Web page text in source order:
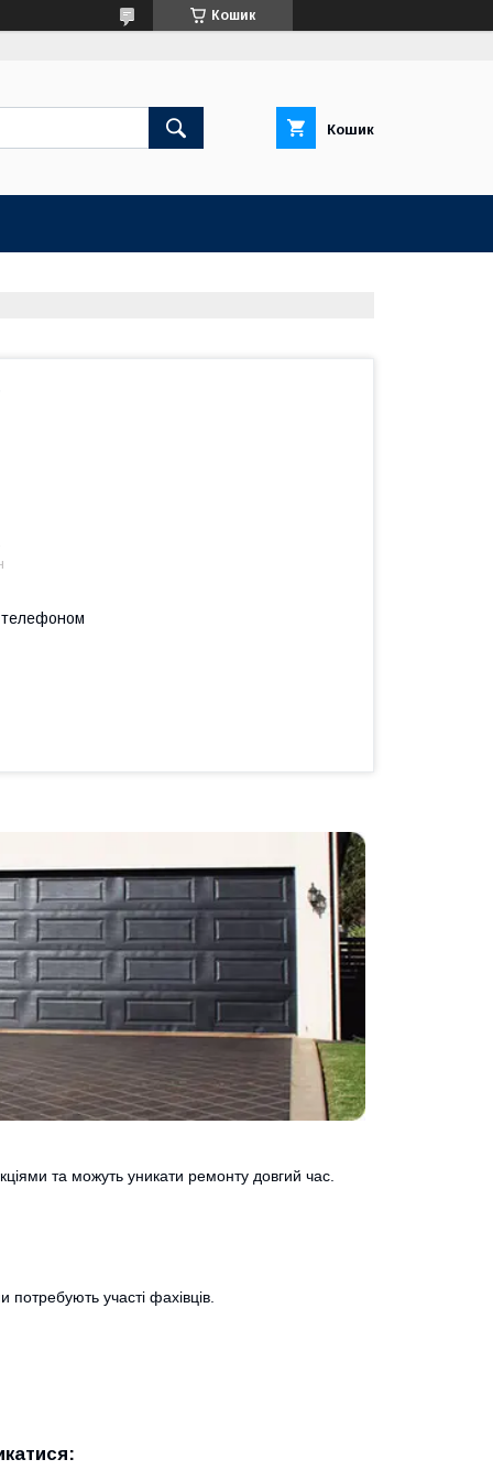
Кошик
Кошик
телефоном
та можуть уникати ремонту довгий час.
потребують участі фахівців.